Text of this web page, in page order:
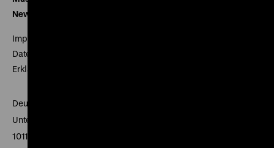
Newsletter
Impressum
Datenschutz
Erklärung digitale Barrierefreiheit
Deutsches Historisches Museum
Unter den Linden 2
10117 Berlin